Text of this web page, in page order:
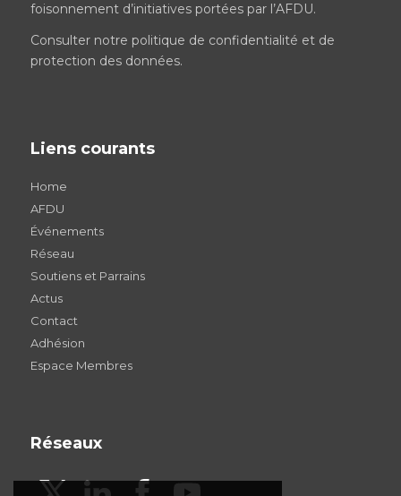
foisonnement d’initiatives portées par l’AFDU.
Consulter notre politique de confidentialité et de
protection des données.
Liens courants
Home
AFDU
Événements
Réseau
Soutiens et Parrains
Actus
Contact
Adhésion
Espace Membres
Réseaux